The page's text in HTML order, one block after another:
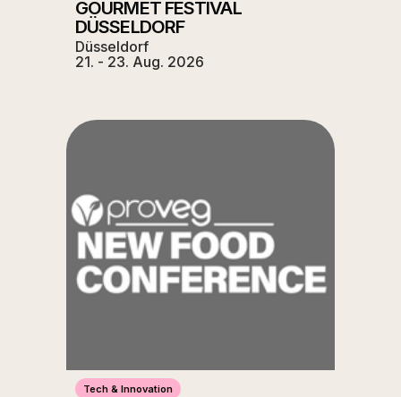
GOURMET FESTIVAL
DÜSSELDORF
Düsseldorf
21. - 23. Aug. 2026
Tech & Innovation